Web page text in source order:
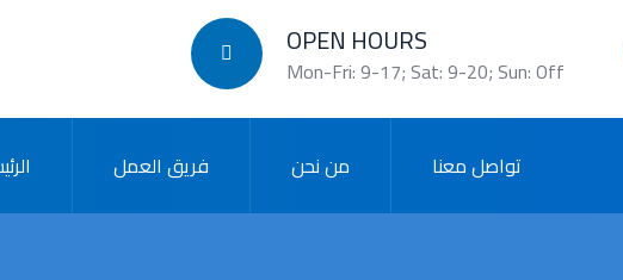
OPEN HOURS
Mon-Fri: 9-17; Sat: 9-20; Sun: Off
فريق العمل من نحن تواصل معنا